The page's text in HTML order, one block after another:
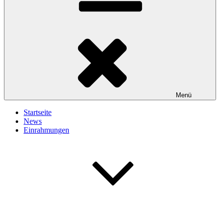
Menü
Startseite
News
Einrahmungen